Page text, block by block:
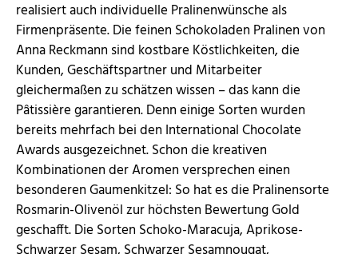
realisiert auch individuelle Pralinenwünsche als
Firmenpräsente. Die feinen Schokoladen Pralinen von
Anna Reckmann sind kostbare Köstlichkeiten, die
Kunden, Geschäftspartner und Mitarbeiter
gleichermaßen zu schätzen wissen – das kann die
Pâtissière garantieren. Denn einige Sorten wurden
bereits mehrfach bei den International Chocolate
Awards ausgezeichnet. Schon die kreativen
Kombinationen der Aromen versprechen einen
besonderen Gaumenkitzel: So hat es die Pralinensorte
Rosmarin-Olivenöl zur höchsten Bewertung Gold
geschafft. Die Sorten Schoko-Maracuja, Aprikose-